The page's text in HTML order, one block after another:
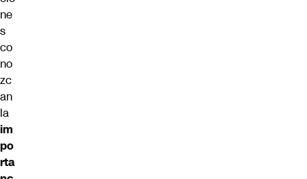
ne
s
co
no
zc
an
la
im
po
rta